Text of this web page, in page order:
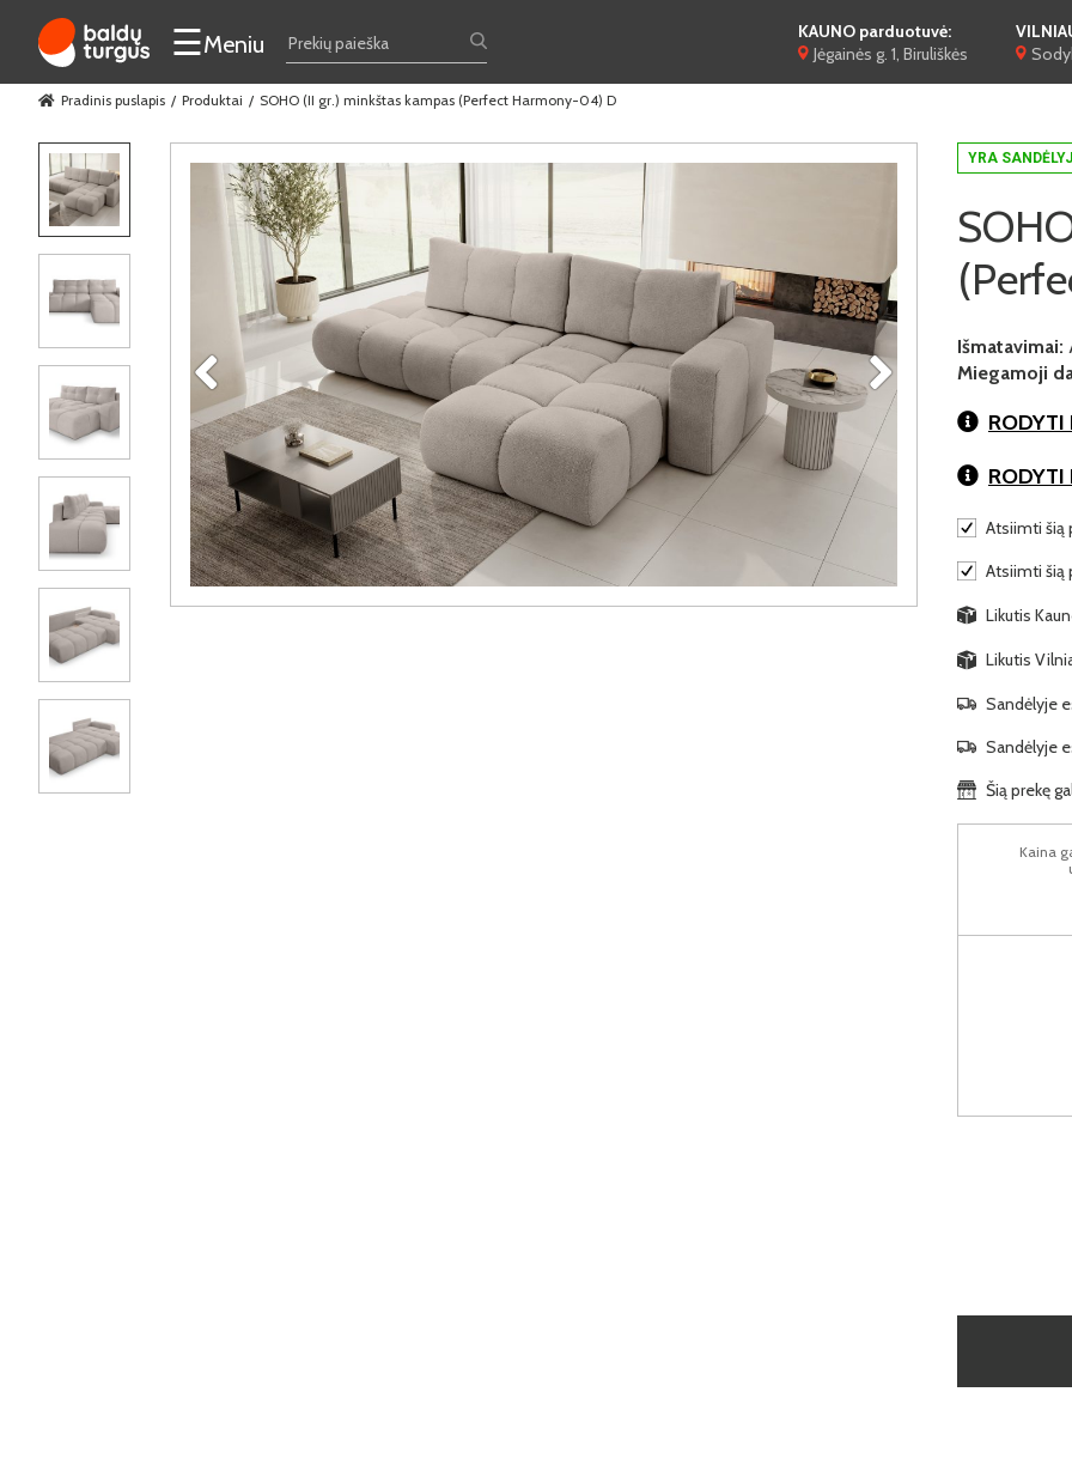
☰Meniu
KAUNO parduotuvė:
Jėgainės g. 1, Biruliškės
Pradinis puslapis Produktai SOHO (II gr.) minkštas kampas (Perfect Harmony-04) D
YRA
Išmatavimai:
Miegamoji
RODYTI
RODYTI
Atsiimti šią
Atsiimti šią
Likutis
Likutis
Sandėlyje
Sandėlyje
Šią prekę
Kaina